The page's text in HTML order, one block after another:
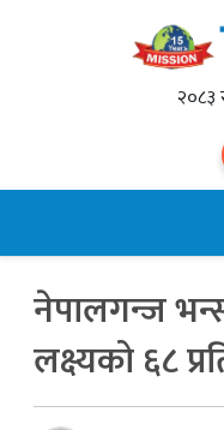
२०८३
नेपालगन्ज
लक्ष्यको ६८